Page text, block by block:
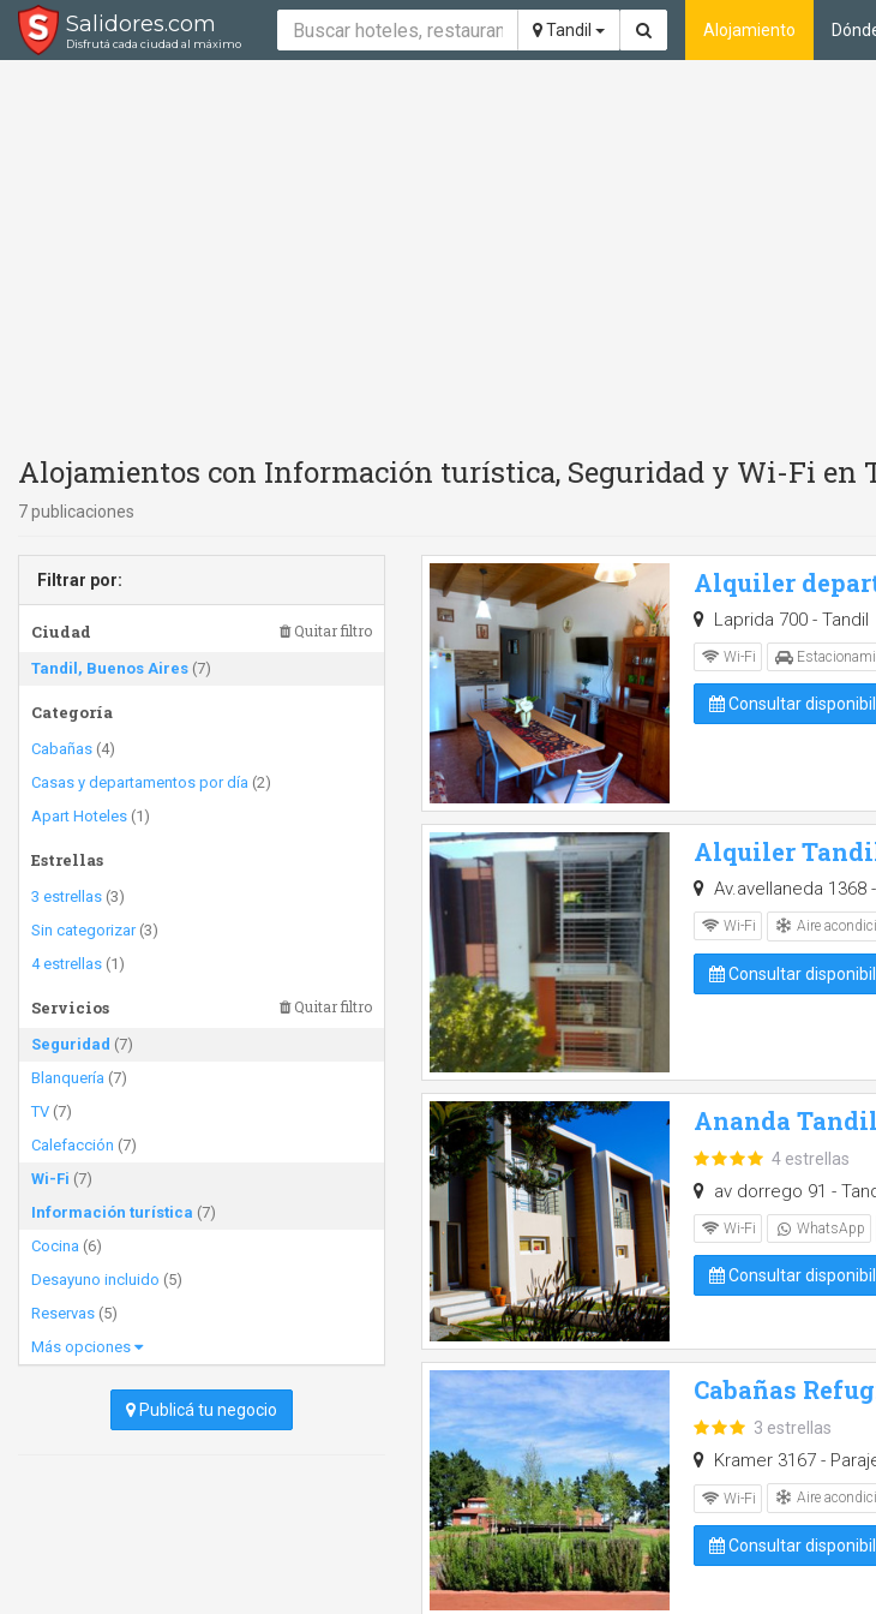
Salidores.com
Disfrutá cada ciudad al máximo
Tandil Alojamiento
Alojamientos con Información turística, Seguridad y Wi-Fi en
7 publicaciones
Filtrar por:
Ciudad Quitar filtro
Tandil, Buenos Aires (7)
Categoría
Cabañas (4)
Casas y departamentos por día (2)
Apart Hoteles (1)
Estrellas
3 estrellas (3)
Sin categorizar(3)
4 estrellas (1)
Servicios Quitar filtro
Seguridad (7)
Blanquería (7)
TV (7)
Calefacción (7)
Wi-Fi (7)
Información turística (7)
Cocina (6)
Desayuno incluido (5)
Reservas (5)
Más opciones
Publicá tu negocio
Alquiler
Laprida 700 - Tandil
Wi-Fi
Consultar
Alquiler
Av.avellaneda 1368
Wi-Fi Aire
Consultar
Ananda
4 estrellas
av dorrego 91 -
Wi-Fi WhatsApp
Consultar
Cabañas
3 estrellas
Kramer 3167 -
Wi-Fi Aire
Consultar